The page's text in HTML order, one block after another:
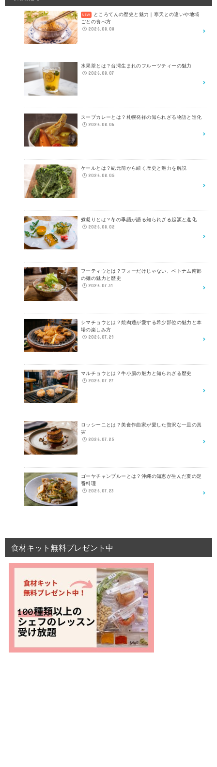
ところてんの歴史と魅力｜寒天との違いや地域
ごとの食べ方
2026.08.08
水果茶とは？台湾生まれのフルーツティーの魅力
2026.08.07
スープカレーとは？札幌発祥の知られざる物語と進化
2026.08.06
ケールとは？紀元前から続く歴史と魅力を解説
2026.08.05
煮凝りとは？冬の季語が語る知られざる起源と進化
2026.08.02
フーティウとは？フォーだけじゃない、ベトナム南部
の麺の魅力と歴史
2026.07.31
シマチョウとは？焼肉通が愛する希少部位の魅力と本
場の楽しみ方
2026.07.29
マルチョウとは？牛小腸の魅力と知られざる歴史
2026.07.27
ロッシーニとは？美食作曲家が愛した贅沢な一皿の真
実
2026.07.25
ゴーヤチャンプルーとは？沖縄の知恵が生んだ夏の定
番料理
2026.07.23
食材キット無料プレゼント中